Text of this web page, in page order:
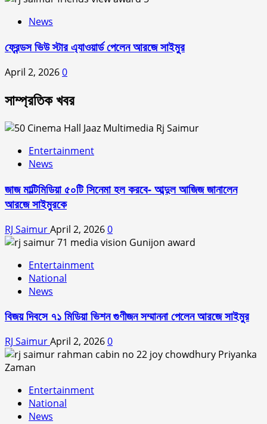
News
ফ্রেন্ডস ভিউ স্টার এ্যাওয়ার্ড পেলেন আরজে সাইমুর
April 2, 20260
সাম্প্রতিক খবর
Entertainment
News
জাজ মাল্টিমিডিয়া ৫০টি সিনেমা হল করবে- আব্দুল আজিজ জানালেন
আরজে সাইমুরকে
RJ SaimurApril 2, 20260
Entertainment
National
News
বিজয় দিবসে ৭১ মিডিয়া ভিশন গুণীজন সম্মাননা পেলেন আরজে সাইমুর
RJ SaimurApril 2, 20260
Entertainment
National
News